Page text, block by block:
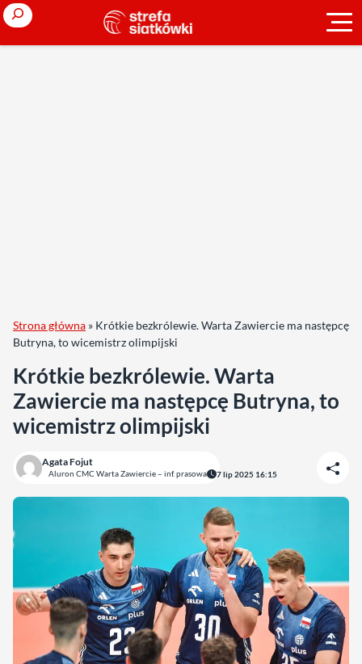
Search
Strona główna » Krótkie bezkrólewie. Warta Zawiercie ma następcę
Butryna, to wicemistrz olimpijski
Krótkie bezkrólewie. Warta
Zawiercie ma następcę Butryna, to
wicemistrz olimpijski
Agata Fojut
Aluron CMC Warta Zawiercie – inf. prasowa 7 lip 2025 16:15